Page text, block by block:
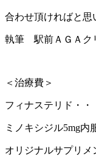
合わせ頂ければと思
執筆 駅前ＡＧＡ
＜治療費＞
フィナステリド・・
ミノキシジル5mg内
オリジナルサプリメ